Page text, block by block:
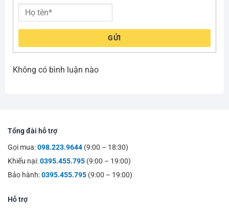
GỬI
Không có bình luận nào
Tổng đài hỗ trợ
Gọi mua:098.223.9644 (9:00 – 18:30)
Khiếu nại:0395.455.795 (9:00 – 19:00)
Bảo hành:0395.455.795 (9:00 – 19:00)
Hỗ trợ